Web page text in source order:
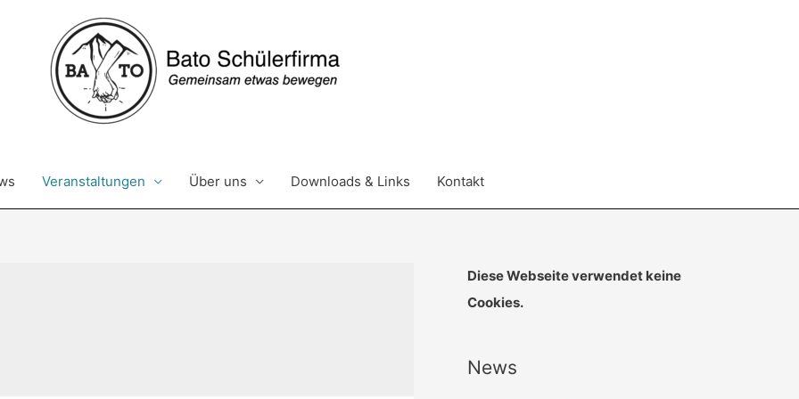
Veranstaltungen Über uns Downloads & Links Kontakt
Diese Webseite verwendet keine
Cookies.
News